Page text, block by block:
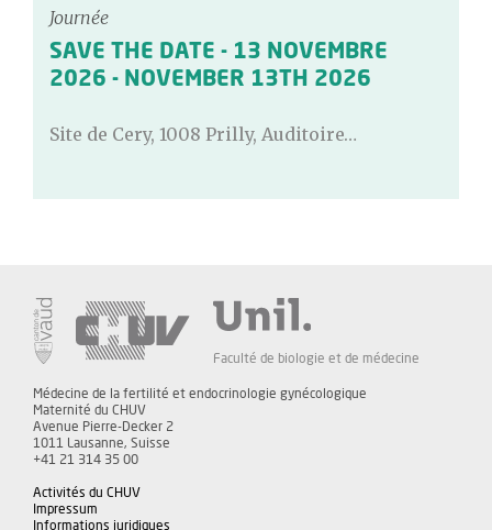
Journée
SAVE THE DATE - 13 NOVEMBRE
2026 - NOVEMBER 13TH 2026
Site de Cery, 1008 Prilly, Auditoire…
Faculté de biologie et de médecine
Médecine de la fertilité et endocrinologie gynécologique
Maternité du CHUV
Avenue Pierre-Decker 2
1011 Lausanne, Suisse
+41 21 314 35 00
Activités du CHUV
Impressum
Informations juridiques